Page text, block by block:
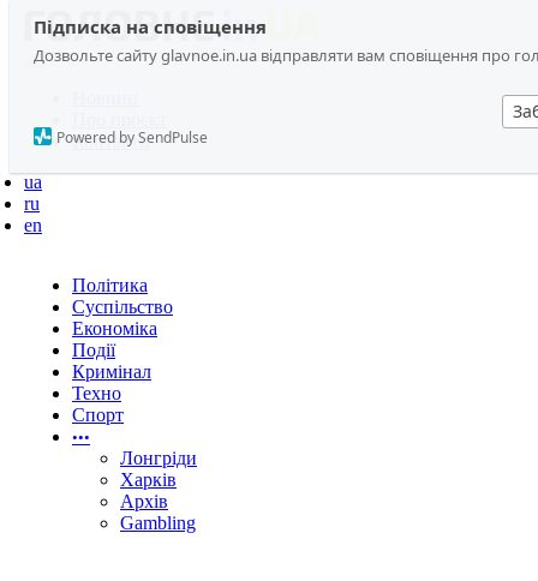
Підписка на сповіщення
Дозвольте сайту glavnoe.in.ua відправляти вам сповіщення про
Powered by SendPulse
Контакти
ua
ru
en
Політика
Суспільство
Економіка
Події
Кримінал
Техно
Спорт
•••
Лонгріди
Харків
Архів
Gambling